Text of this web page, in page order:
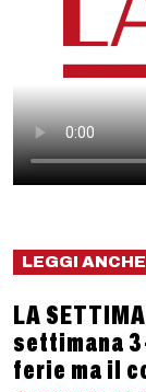
LEGGI ANCHE
LA
settimana
ferie ma il